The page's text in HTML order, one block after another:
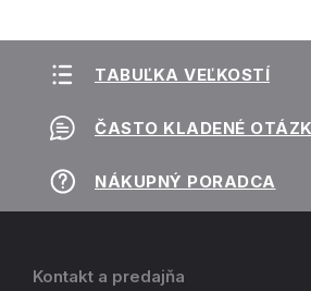
TABUĽKA VEĽKOSTÍ
ČASTO KLADENÉ
NÁKUPNÝ PORADCA
Kontakt a predajňa